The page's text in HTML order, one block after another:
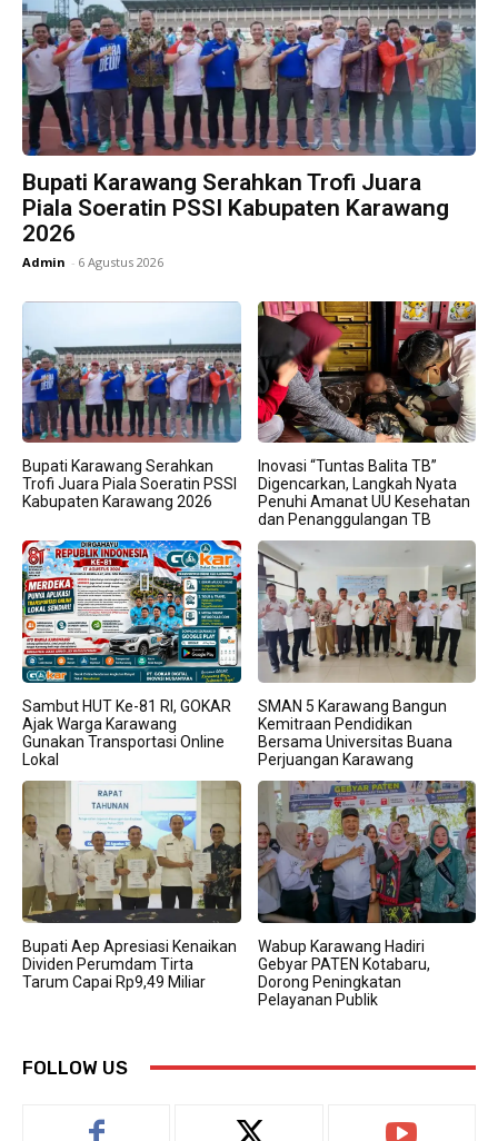
Bupati Karawang Serahkan Trofi Juara
Piala Soeratin PSSI Kabupaten Karawang
2026
Admin - 6 Agustus 2026
Bupati Karawang Serahkan
Trofi Juara Piala Soeratin PSSI
Kabupaten Karawang 2026
Inovasi “Tuntas Balita TB”
Digencarkan, Langkah Nyata
Penuhi Amanat UU Kesehatan
dan Penanggulangan TB
Sambut HUT Ke-81 RI, GOKAR
Ajak Warga Karawang
Gunakan Transportasi Online
Lokal
SMAN 5 Karawang Bangun
Kemitraan Pendidikan
Bersama Universitas Buana
Perjuangan Karawang
Bupati Aep Apresiasi Kenaikan
Dividen Perumdam Tirta
Tarum Capai Rp9,49 Miliar
Wabup Karawang Hadiri
Gebyar PATEN Kotabaru,
Dorong Peningkatan
Pelayanan Publik
FOLLOW US